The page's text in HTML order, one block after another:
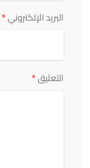
البريد الإلكتروني*
التعليق*